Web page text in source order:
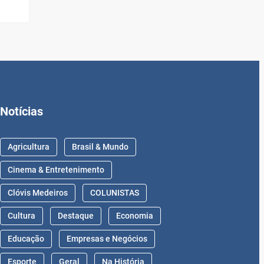
Notícias
Agricultura Brasil & Mundo
Cinema & Entretenimento
Clóvis Medeiros COLUNISTAS
Cultura Destaque Economia
Educação Empresas e Negócios
Esporte Geral Na História